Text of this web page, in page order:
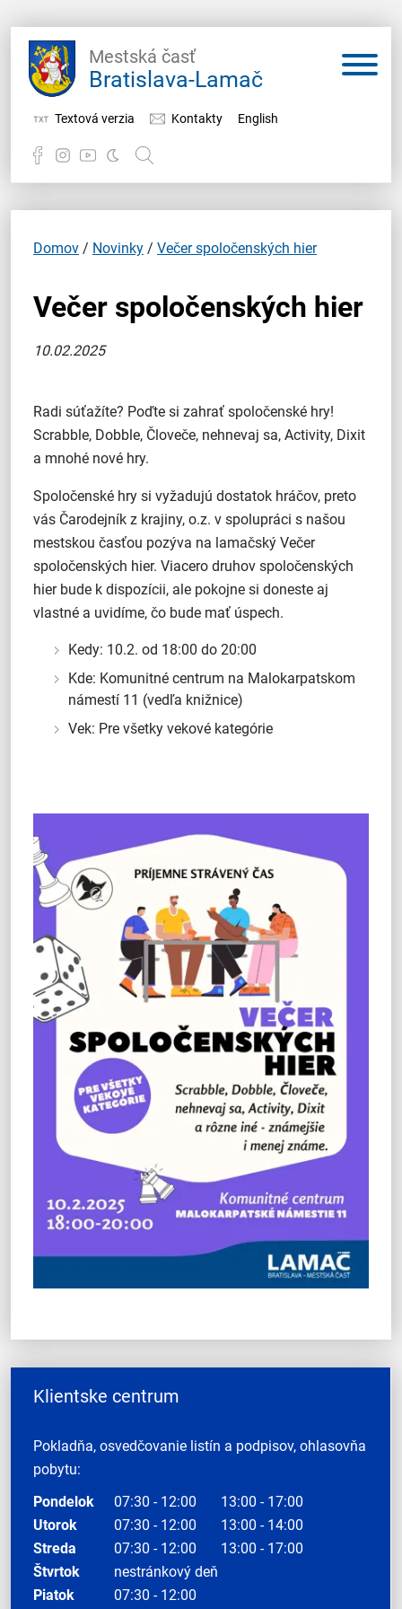
Mestská časť
Bratislava-Lamač
Textová verzia Kontakty English
Samospráva
Domov / Novinky / Večer spoločenských hier
Večer spoločenských hier
10.02.2025
Radi súťažíte? Poďte si zahrať spoločenské hry!
Scrabble, Dobble, Človeče, nehnevaj sa, Activity, Dixit
a mnohé nové hry.
Spoločenské hry si vyžadujú dostatok hráčov, preto
vás Čarodejník z krajiny, o.z. v spolupráci s našou
mestskou časťou pozýva na lamačský Večer
spoločenských hier. Viacero druhov spoločenských
hier bude k dispozícii, ale pokojne si doneste aj
vlastné a uvidíme, čo bude mať úspech.
Kedy: 10.2. od 18:00 do 20:00
Kde: Komunitné centrum na Malokarpatskom
námestí 11 (vedľa knižnice)
Vek: Pre všetky vekové kategórie
Klientske centrum
Pokladňa, osvedčovanie listín a podpisov, ohlasovňa
pobytu:
Pondelok
07:30 - 12:00
13:00 - 17:00
Utorok
07:30 - 12:00
13:00 - 14:00
Streda
07:30 - 12:00
13:00 - 17:00
Štvrtok
nestránkový deň
Piatok
07:30 - 12:00